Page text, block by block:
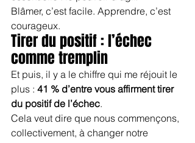
Blâmer, c’est facile. Apprendre, c’est
courageux.
Tirer du positif : l’échec
comme tremplin
Et puis, il y a le chiffre qui me réjouit le
plus : 41 % d’entre vous affirment tirer
du positif de l’échec.
Cela veut dire que nous commençons,
collectivement, à changer notre